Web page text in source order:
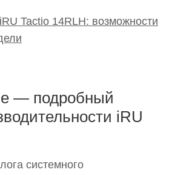
— подробный
iRU
системного